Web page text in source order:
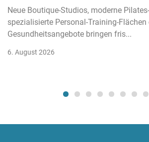
Neue Boutique-Studios, moderne
spezialisierte Personal-Training-
Gesundheitsangebote bringen fris...
6. August 2026